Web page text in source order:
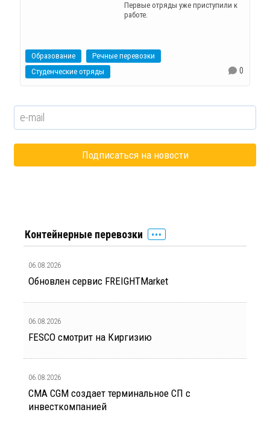
Первые отряды уже приступили к
работе.
Образование
Речные перевозки
Студенческие отряды
0
Контейнерные перевозки
06.08.2026
Обновлен сервис FREIGHTMarket
06.08.2026
FESCO смотрит на Киргизию
06.08.2026
CMA CGM создает терминальное СП с
инвесткомпанией